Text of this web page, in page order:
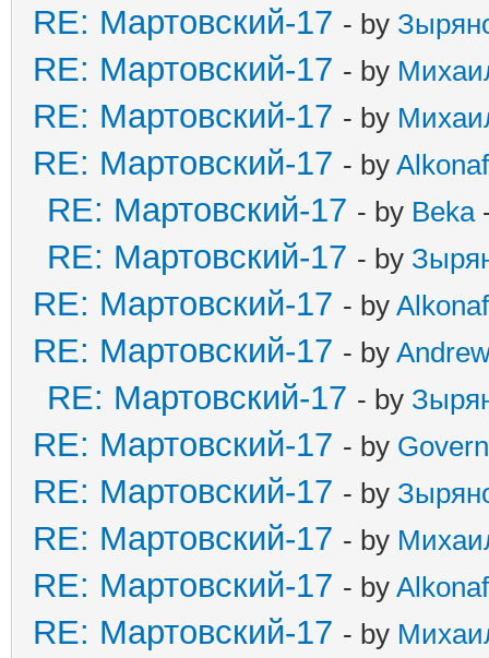
RE: Мартовский-17 - by
RE: Мартовский-17 - by
RE: Мартовский-17 - by
RE: Мартовский-17 - by
RE: Мартовский-17 - by Beka
RE: Мартовский-17 - by
RE: Мартовский-17 - by
RE: Мартовский-17 - by
RE: Мартовский-17 - by
RE: Мартовский-17 - by
RE: Мартовский-17 - by
RE: Мартовский-17 - by
RE: Мартовский-17 - by
RE: Мартовский-17 - by